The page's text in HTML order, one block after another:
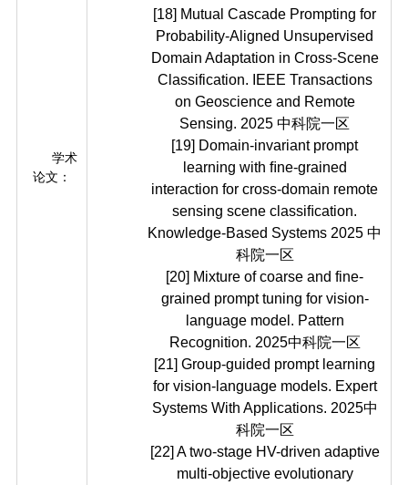
学术
论文：
[18] Mutual Cascade Prompting for
Probability-Aligned Unsupervised
Domain Adaptation in Cross-Scene
Classification. IEEE Transactions
on Geoscience and Remote
Sensing. 2025 中科院一区
[19] Domain-invariant prompt
learning with ﬁne-grained
interaction for cross-domain remote
sensing scene classiﬁcation.
Knowledge-Based Systems 2025 中
科院一区
[20] Mixture of coarse and fine-
grained prompt tuning for vision-
language model. Pattern
Recognition. 2025中科院一区
[21] Group-guided prompt learning
for vision-language models. Expert
Systems With Applications. 2025中
科院一区
[22] A two-stage HV-driven adaptive
multi-objective evolutionary